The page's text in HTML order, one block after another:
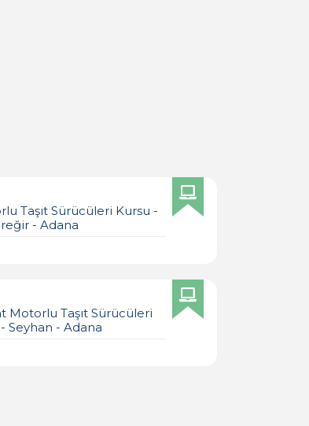
Taşıt Sürücüleri Kursu -
- Adana
Motorlu Taşıt Sürücüleri
Seyhan - Adana